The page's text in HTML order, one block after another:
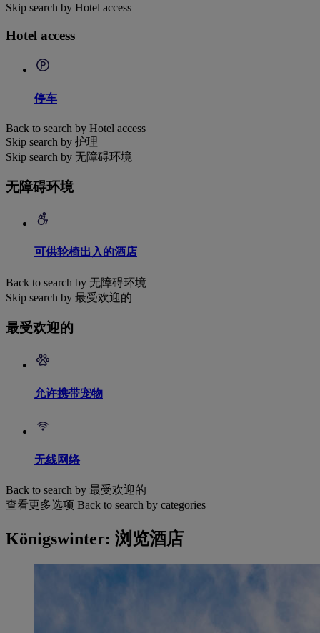
Skip search by Hotel access
Hotel access
停车
Back to search by Hotel access
Skip search by 护理
Skip search by 无障碍环境
无障碍环境
可供轮椅出入的酒店
Back to search by 无障碍环境
Skip search by 最受欢迎的
最受欢迎的
允许携带宠物
无线网络
Back to search by 最受欢迎的
查看更多选项 Back to search by categories
Königswinter: 浏览酒店